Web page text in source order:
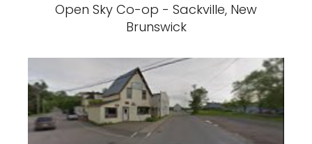
Open Sky Co-op - Sackville, New
Brunswick